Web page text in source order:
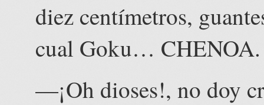
diez centímetros,
cual Goku… CHENOA.
—¡Oh dioses!, no doy